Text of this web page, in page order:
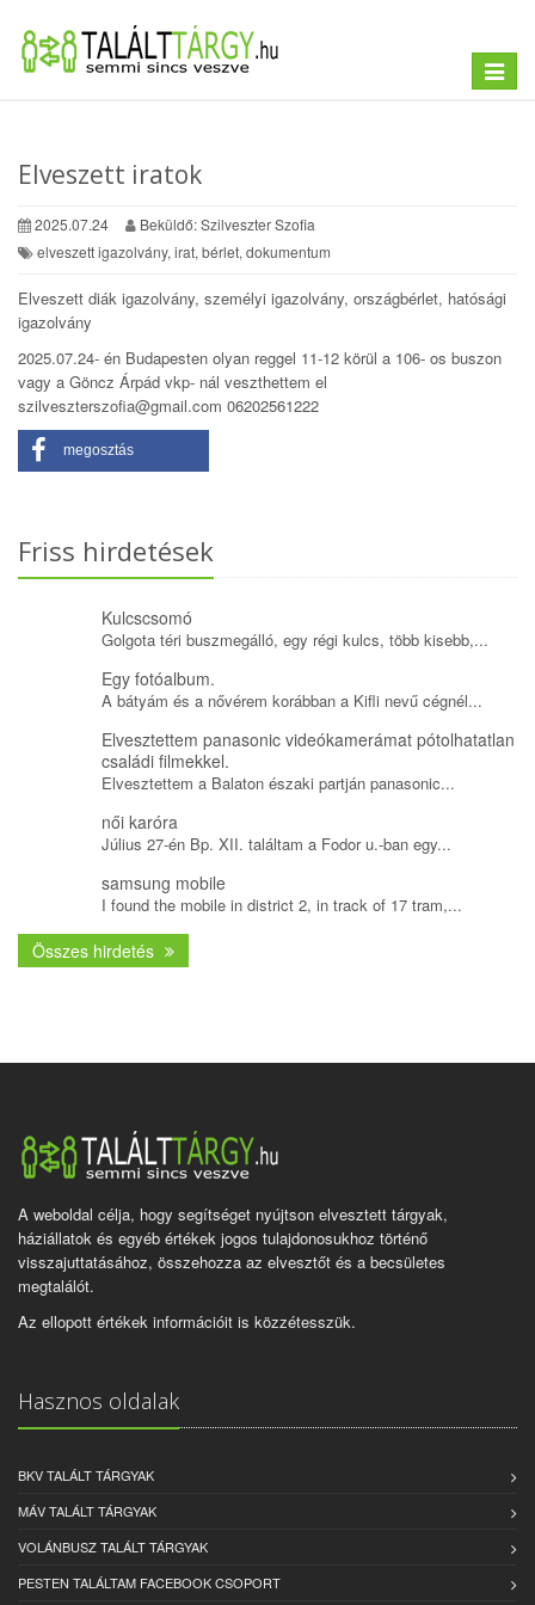
Toggle
Elveszett iratok
2025.07.24
Beküldő: Szilveszter Szofia
elveszett igazolvány, irat, bérlet, dokumentum
Elveszett diák igazolvány, személyi igazolvány, országbérlet, hatósági
igazolvány
2025.07.24- én Budapesten olyan reggel 11-12 körül a 106- os buszon
vagy a Göncz Árpád vkp- nál veszthettem el
szilveszterszofia@gmail.com 06202561222
megosztás
Friss hirdetések
Kulcscsomó
Golgota téri buszmegálló, egy régi kulcs, több kisebb,...
Egy fotóalbum.
A bátyám és a nővérem korábban a Kifli nevű cégnél...
Elvesztettem panasonic videókamerámat pótolhatatlan
családi filmekkel.
Elvesztettem a Balaton északi partján panasonic...
női karóra
Július 27-én Bp. XII. találtam a Fodor u.-ban egy...
samsung mobile
I found the mobile in district 2, in track of 17 tram,...
Összes hirdetés
A weboldal célja, hogy segítséget nyújtson elvesztett tárgyak,
háziállatok és egyéb értékek jogos tulajdonosukhoz történő
visszajuttatásához, összehozza az elvesztőt és a becsületes
megtalálót.
Az ellopott értékek információit is közzétesszük.
Hasznos oldalak
BKV TALÁLT TÁRGYAK
MÁV TALÁLT TÁRGYAK
VOLÁNBUSZ TALÁLT TÁRGYAK
PESTEN TALÁLTAM FACEBOOK CSOPORT